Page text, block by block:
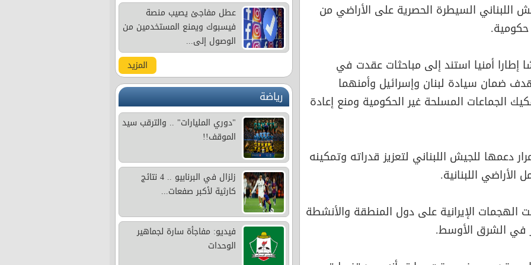
اللبناني السيطرة الحصرية على الأراضي من
إطارا أمنيا استند إلى مباحثات عقدت في
الماضي، بهدف ضمان سيادة لبنان وإسرائيل وأمنهما
الجماعات المسلحة غير الحكومية ومنع إعادة
دعمها للجيش اللبناني لتعزيز قدراته وتمكينه
اللبنانية.
الهجمات الإيرانية على دول المنطقة والأنشطة
في الشرق الأوسط.
عطل مفاجئ يصيب منصة
فيسبوك ويمنع المستخدمين من
الوصول إلى...
المزيد
رياضة
"دوري المليارات" .. والترقب سيد
الموقف!!
زلزال في البرنابيو .. 4 نتائج
كارثية لأكبر صفعات...
فيديو: مفاجأة سارة لجماهير
الوحدات